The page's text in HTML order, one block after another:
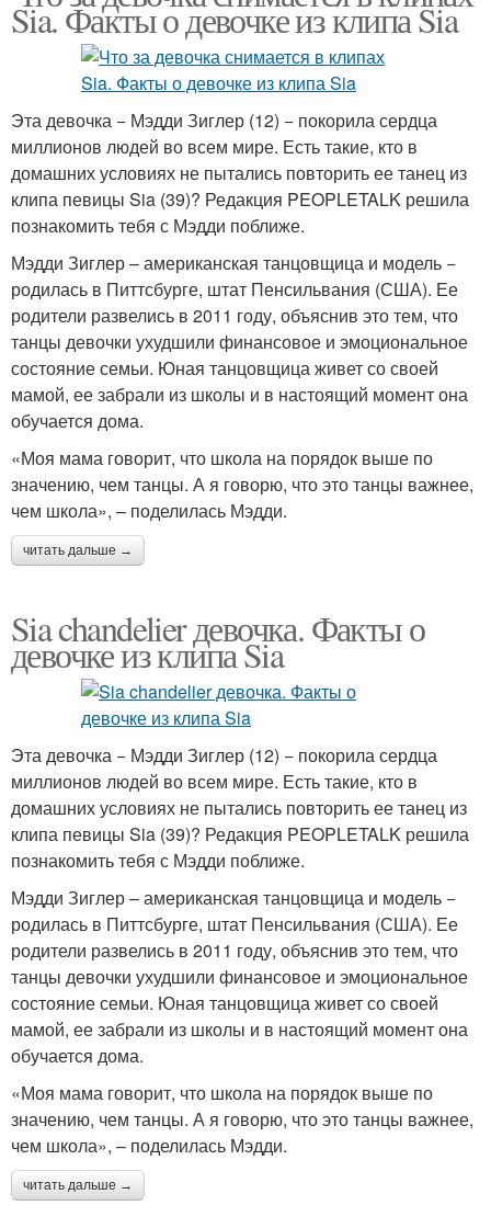
Sia. Факты о девочке из клипа Sia
Эта девочка − Мэдди Зиглер (12) − покорила сердца
миллионов людей во всем мире. Есть такие, кто в
домашних условиях не пытались повторить ее танец из
клипа певицы Sia (39)? Редакция PEOPLETALK решила
познакомить тебя с Мэдди поближе.
Мэдди Зиглер – американская танцовщица и модель −
родилась в Питтсбурге, штат Пенсильвания (США). Ее
родители развелись в 2011 году, объяснив это тем, что
танцы девочки ухудшили финансовое и эмоциональное
состояние семьи. Юная танцовщица живет со своей
мамой, ее забрали из школы и в настоящий момент она
обучается дома.
«Моя мама говорит, что школа на порядок выше по
значению, чем танцы. А я говорю, что это танцы важнее,
чем школа», – поделилась Мэдди.
читать дальше →
Sia chandelier девочка. Факты о
девочке из клипа Sia
Эта девочка − Мэдди Зиглер (12) − покорила сердца
миллионов людей во всем мире. Есть такие, кто в
домашних условиях не пытались повторить ее танец из
клипа певицы Sia (39)? Редакция PEOPLETALK решила
познакомить тебя с Мэдди поближе.
Мэдди Зиглер – американская танцовщица и модель −
родилась в Питтсбурге, штат Пенсильвания (США). Ее
родители развелись в 2011 году, объяснив это тем, что
танцы девочки ухудшили финансовое и эмоциональное
состояние семьи. Юная танцовщица живет со своей
мамой, ее забрали из школы и в настоящий момент она
обучается дома.
«Моя мама говорит, что школа на порядок выше по
значению, чем танцы. А я говорю, что это танцы важнее,
чем школа», – поделилась Мэдди.
читать дальше →